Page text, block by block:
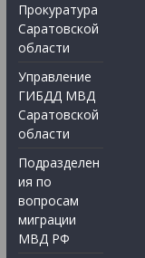
Прокуратура
Саратовской
области
Управление
ГИБДД МВД
Саратовской
области
Подразделен
ия по
вопросам
миграции
МВД РФ